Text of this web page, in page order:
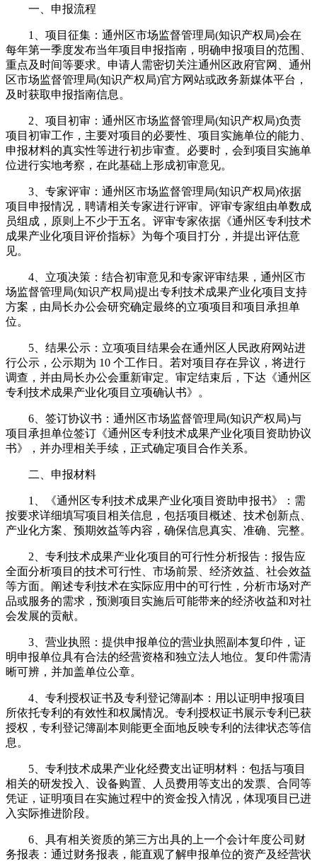
一、申报流程
1、项目征集：通州区市场监督管理局(知识产权局)会在
每年第一季度发布当年项目申报指南，明确申报项目的范围、
重点及时间等要求。申请人需密切关注通州区政府官网、通州
区市场监督管理局(知识产权局)官方网站或政务新媒体平台，
及时获取申报指南信息。
2、项目初审：通州区市场监督管理局(知识产权局)负责
项目初审工作，主要对项目的必要性、项目实施单位的能力、
申报材料的真实性等进行初步审查。必要时，会到项目实施单
位进行实地考察，在此基础上形成初审意见。
3、专家评审：通州区市场监督管理局(知识产权局)依据
项目申报情况，聘请相关专家进行评审。评审专家组由单数成
员组成，原则上不少于五名。评审专家依据《通州区专利技术
成果产业化项目评价指标》为每个项目打分，并提出评估意
见。
4、立项决策：结合初审意见和专家评审结果，通州区市
场监督管理局(知识产权局)提出专利技术成果产业化项目支持
方案，由局长办公会研究确定最终的立项项目和项目承担单
位。
5、结果公示：立项项目结果会在通州区人民政府网站进
行公示，公示期为 10 个工作日。若对项目存在异议，将进行
调查，并由局长办公会重新审定。审定结束后，下达《通州区
专利技术成果产业化项目立项确认书》。
6、签订协议书：通州区市场监督管理局(知识产权局)与
项目承担单位签订《通州区专利技术成果产业化项目资助协议
书》，并办理相关手续，正式确定项目合作关系。
二、申报材料
1、《通州区专利技术成果产业化项目资助申报书》：需
按要求详细填写项目相关信息，包括项目概述、技术创新点、
产业化方案、预期效益等内容，确保信息真实、准确、完整。
2、专利技术成果产业化项目的可行性分析报告：报告应
全面分析项目的技术可行性、市场前景、经济效益、社会效益
等方面。阐述专利技术在实际应用中的可行性，分析市场对产
品或服务的需求，预测项目实施后可能带来的经济收益和对社
会发展的贡献。
3、营业执照：提供申报单位的营业执照副本复印件，证
明申报单位具有合法的经营资格和独立法人地位。复印件需清
晰可辨，并加盖单位公章。
4、专利授权证书及专利登记簿副本：用以证明申报项目
所依托专利的有效性和权属情况。专利授权证书展示专利已获
授权，专利登记簿副本则能更全面地反映专利的法律状态等信
息。
5、专利技术成果产业化经费支出证明材料：包括与项目
相关的研发投入、设备购置、人员费用等支出的发票、合同等
凭证，证明项目在实施过程中的资金投入情况，体现项目已进
入实际推进阶段。
6、具有相关资质的第三方出具的上一个会计年度公司财
务报表：通过财务报表，能直观了解申报单位的资产及经营状